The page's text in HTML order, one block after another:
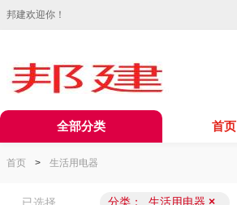
邦建欢迎你！
全部分类 首页
首页 > 生活用电器
分类： 生活用电器 ×